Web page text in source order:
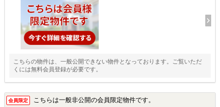
こちらの物件は、一般公開できない物件となっております。ご覧いただ
くには無料会員登録が必要です。
会員限定 こちらは一般非公開の会員限定物件です。